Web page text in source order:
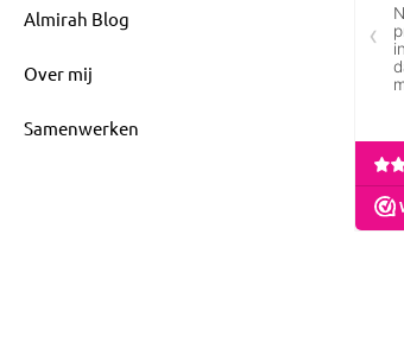
Almirah Blog
Over mij
Samenwerken